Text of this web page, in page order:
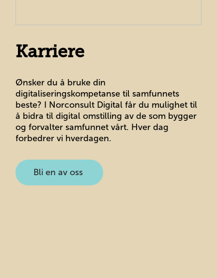
Karriere
Ønsker du å bruke din
digitaliseringskompetanse til samfunnets
beste? I Norconsult Digital får du mulighet til
å bidra til digital omstilling av de som bygger
og forvalter samfunnet vårt. Hver dag
forbedrer vi hverdagen.
Bli en av oss